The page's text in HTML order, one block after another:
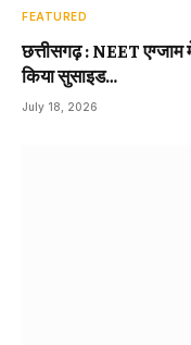
FEATURED
छत्तीसगढ़ : NEET एग्जाम
किया सुसाइड…
July 18, 2026